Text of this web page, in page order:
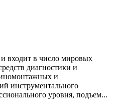
входит в число мировых
диагностики и
и
инструментального
уровня, подъем...